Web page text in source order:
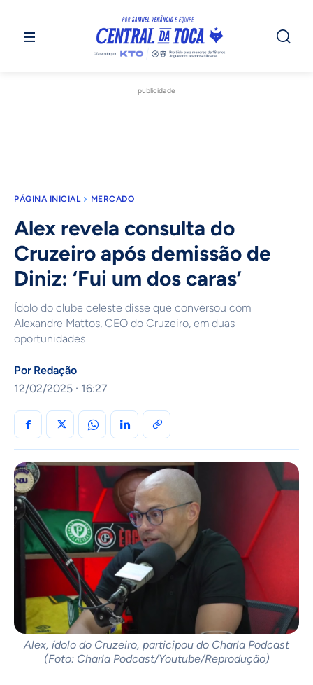
publicidade
PÁGINA INICIAL MERCADO
Alex revela consulta do
Cruzeiro após demissão de
Diniz: ‘Fui um dos caras’
Ídolo do clube celeste disse que conversou com
Alexandre Mattos, CEO do Cruzeiro, em duas
oportunidades
Por Redação
12/02/2025 · 16:27
Alex, ídolo do Cruzeiro, participou do Charla Podcast
(Foto: Charla Podcast/Youtube/Reprodução)